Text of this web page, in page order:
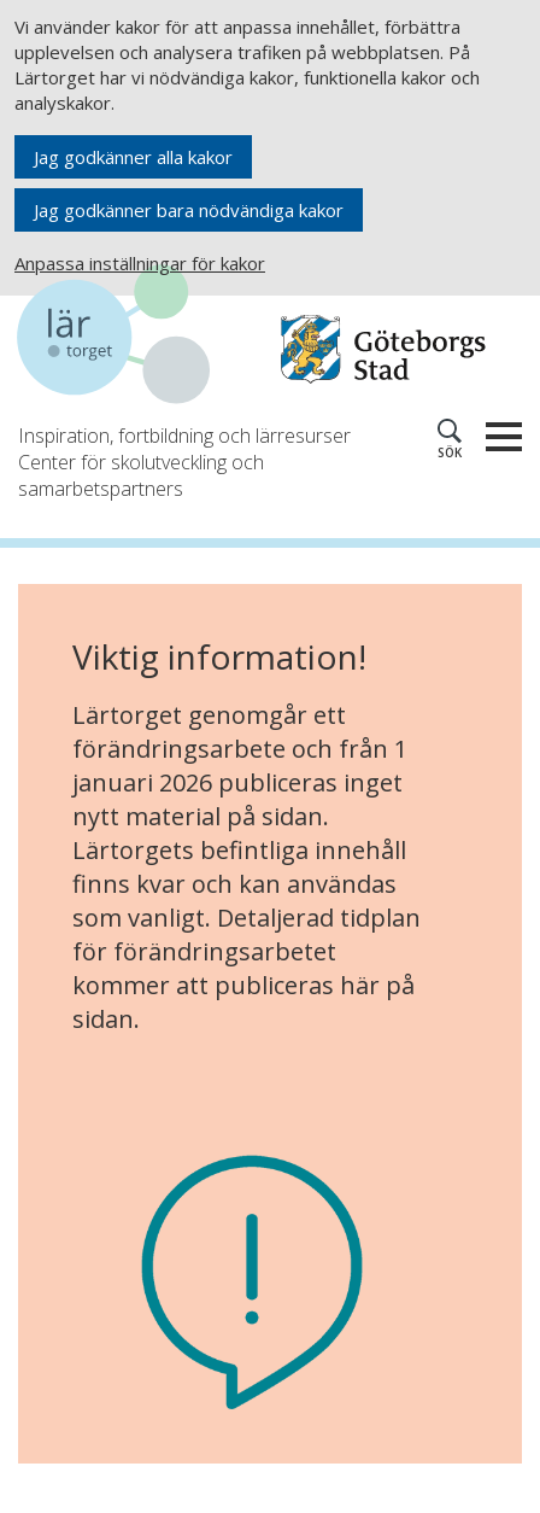
Vi använder kakor för att anpassa innehållet, förbättra
upplevelsen och analysera trafiken på webbplatsen. På
Lärtorget har vi nödvändiga kakor, funktionella kakor och
analyskakor.
Jag godkänner alla kakor
Jag godkänner bara nödvändiga kakor
Anpassa inställningar för kakor
Inspiration, fortbildning och lärresurser
Center för skolutveckling och
samarbetspartners
SÖK
Viktig information!
Lärtorget genomgår ett
förändringsarbete och från 1
januari 2026 publiceras inget
nytt material på sidan.
Lärtorgets befintliga innehåll
finns kvar och kan användas
som vanligt. Detaljerad tidplan
för förändringsarbetet
kommer att publiceras här på
sidan.